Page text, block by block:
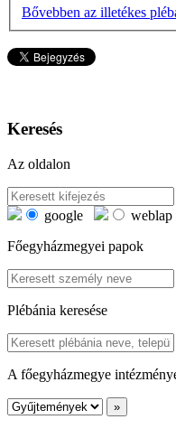
Bővebben az illetékes
Keresés
Az oldalon
google
weblap
Főegyházmegyei papok
Plébánia keresése
A főegyházmegye